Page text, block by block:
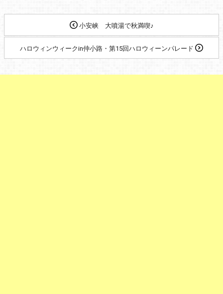
小安峡 大噴湯で秋満喫♪
ハロウィンウィークin仲小路・第15回ハロウィーンパレード